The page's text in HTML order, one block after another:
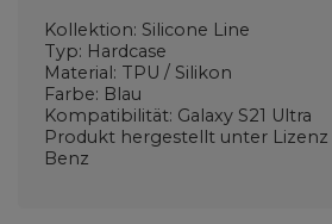
Kollektion: Silicone Line
Typ: Hardcase
Material: TPU / Silikon
Farbe: Blau
Kompatibilität: Galaxy S21 Ultra
Produkt hergestellt unter
Benz